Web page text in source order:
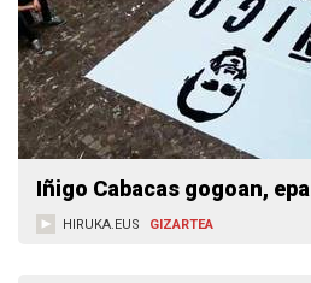
Iñigo Cabacas gogoan,
HIRUKA.EUS GIZARTEA